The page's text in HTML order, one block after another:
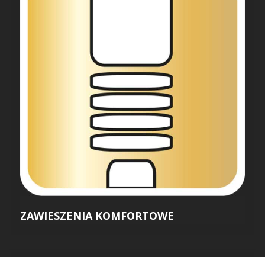
ZAWIESZENIA KOMFORTOWE